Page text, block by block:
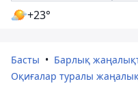
+23°
Басты
Барлық
Оқиғалар туралы